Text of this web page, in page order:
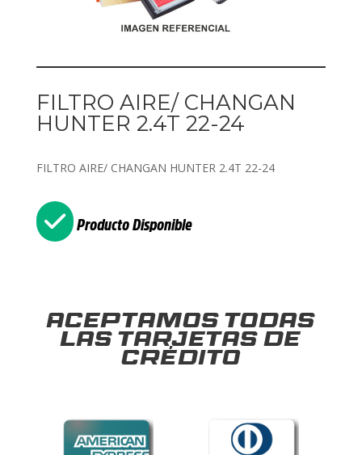
FILTRO AIRE/ CHANGAN
HUNTER 2.4T 22-24
FILTRO AIRE/ CHANGAN HUNTER 2.4T 22-24
Producto Disponible
Aceptamos todas
las tarjetas de
crédito